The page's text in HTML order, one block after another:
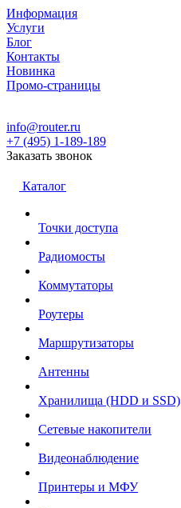
Информация
Услуги
Блог
Контакты
Новинка
Промо-страницы
info@router.ru
+7 (495) 1-189-189
Заказать звонок
Каталог
Точки доступа
Радиомосты
Коммутаторы
Роутеры
Маршрутизаторы
Антенны
Хранилища (HDD и SSD)
Сетевые накопители
Видеонаблюдение
Принтеры и МФУ